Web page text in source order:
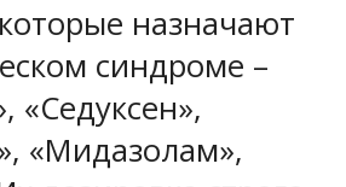
назначают
синдроме –
«Седуксен»,
«Мидазолам»,